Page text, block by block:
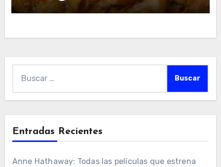
Entradas Recientes
Anne Hathaway: Todas las películas que estrena